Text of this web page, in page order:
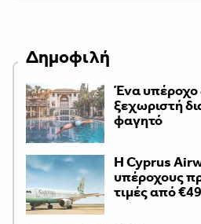
Δημοφιλή
Ένα υπέροχο
ξεχωριστή
φαγητό
H Cyprus
υπέροχους
τιμές από